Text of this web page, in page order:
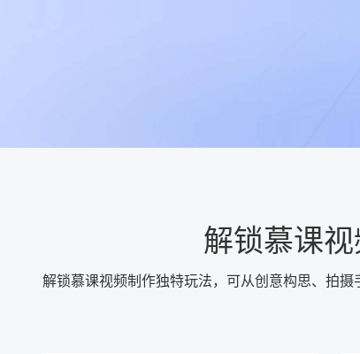
解锁慕课
解锁慕课视频制作独特玩法，可从创意构思、拍